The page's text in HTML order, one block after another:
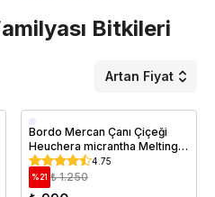
Bitkileri
Artan Fiyat
Saksıda
Bordo Mercan Çanı Çiçeği
Heuchera micrantha Melting
Fire Saksıda4.75
%21 ₺ 1.250